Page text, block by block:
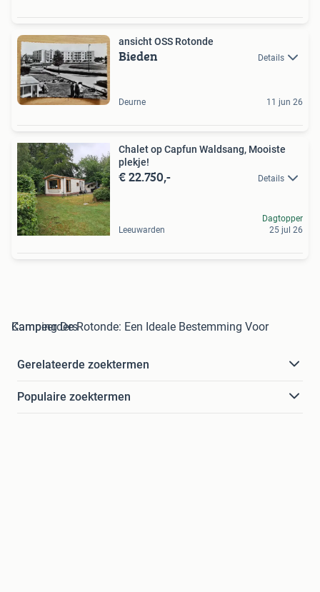
ansicht OSS Rotonde
Bieden Details
Deurne 11 jun 26
Chalet op Capfun Waldsang, Mooiste
plekje!
€ 22.750,- Details
Leeuwarden
Dagtopper
25 jul 26
Camping De Rotonde: Een Ideale Bestemming Voor Kampeerders
Gerelateerde zoektermen
Populaire zoektermen